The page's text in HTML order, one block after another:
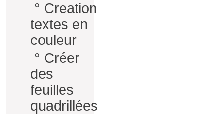
° Creation
textes en
couleur
° Créer
des
feuilles
quadrillées